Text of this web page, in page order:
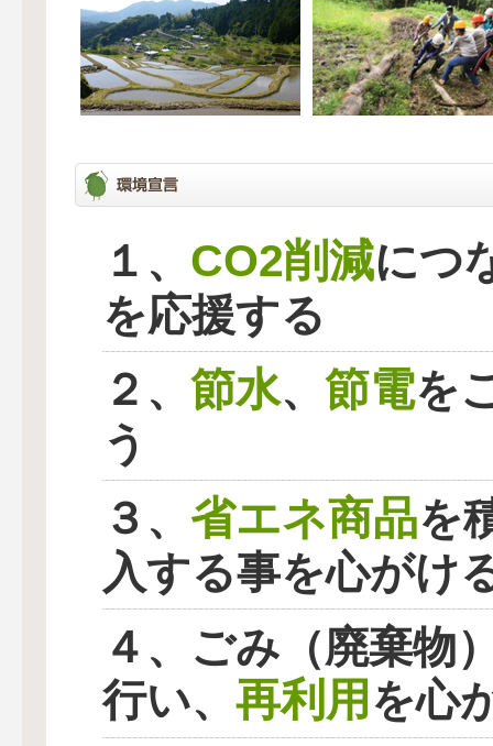
１、 CO2削減につ
を応援する
２、 節水、 節電を
う
３、 省エネ商品を
入する事を心がけ
４、ごみ（廃棄物
行い、 再利用を心